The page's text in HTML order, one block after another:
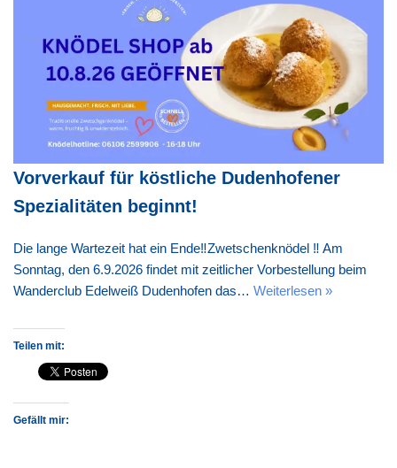
Vorverkauf für köstliche Dudenhofener
Spezialitäten beginnt!
Die lange Wartezeit hat ein Ende‼️Zwetschenknödel ‼️ Am
Sonntag, den 6.9.2026 findet mit zeitlicher Vorbestellung beim
Wanderclub Edelweiß Dudenhofen das… Weiterlesen »
Teilen mit:
Gefällt mir: